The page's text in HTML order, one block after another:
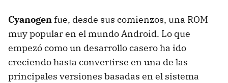
Cyanogenfue, desde sus comienzos, una ROM
muy popular en el mundo Android. Lo que
empezó como un desarrollo casero ha ido
creciendo hasta convertirse en una de las
principales versiones basadas en el sistema